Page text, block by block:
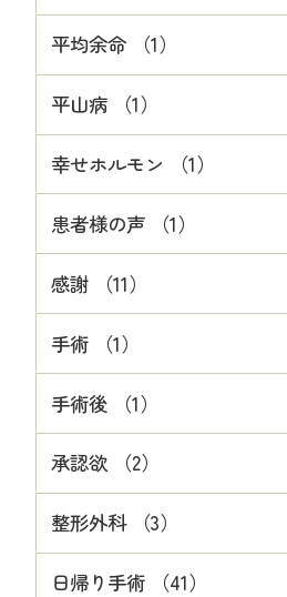
平均余命 （1）
平山病 （1）
幸せホルモン （1）
患者様の声 （1）
感謝 （11）
手術 （1）
手術後 （1）
承認欲 （2）
整形外科 （3）
日帰り手術 （41）